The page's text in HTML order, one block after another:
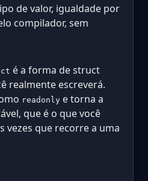
de valor, igualdade por
compilador, sem
é a forma de struct
realmente escreverá.
readonly e torna a
que é o que você
vezes que recorre a uma